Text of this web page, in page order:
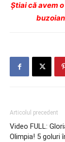
Ştiai că avem
Articolul precedent
Video FULL:
Olimpia! 5 goluri